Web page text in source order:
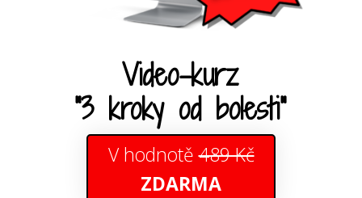
Video-kurz
"3 kroky od bolesti"
V hodnotě489 Kč
ZDARMA